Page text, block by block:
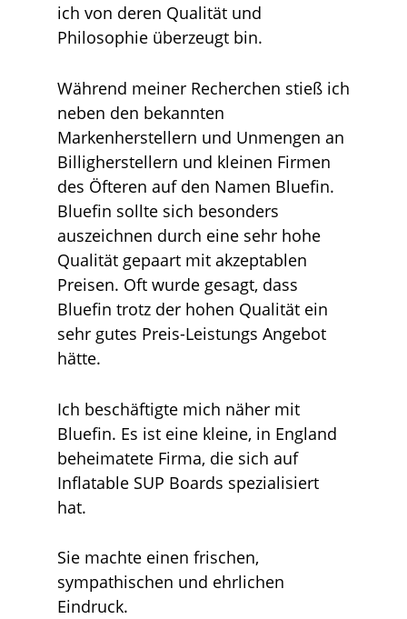
ich von deren Qualität und
Philosophie überzeugt bin.
Während meiner Recherchen stieß ich
neben den bekannten
Markenherstellern und Unmengen an
Billigherstellern und kleinen Firmen
des Öfteren auf den Namen Bluefin.
Bluefin sollte sich besonders
auszeichnen durch eine sehr hohe
Qualität gepaart mit akzeptablen
Preisen. Oft wurde gesagt, dass
Bluefin trotz der hohen Qualität ein
sehr gutes Preis-Leistungs Angebot
hätte.
Ich beschäftigte mich näher mit
Bluefin. Es ist eine kleine, in England
beheimatete Firma, die sich auf
Inflatable SUP Boards spezialisiert
hat.
Sie machte einen frischen,
sympathischen und ehrlichen
Eindruck.